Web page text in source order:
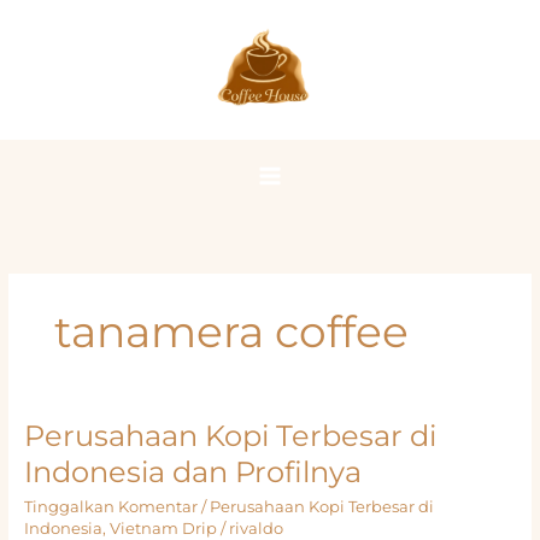
tanamera coffee
Perusahaan Kopi Terbesar di
Indonesia dan Profilnya
Tinggalkan Komentar / Perusahaan Kopi Terbesar di
Indonesia, Vietnam Drip/ rivaldo